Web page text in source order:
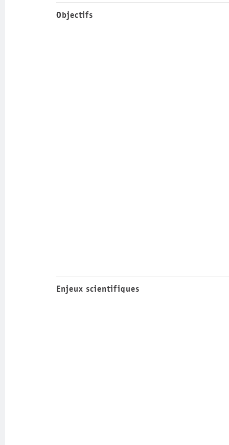
Objectifs
Enjeux scientifiques